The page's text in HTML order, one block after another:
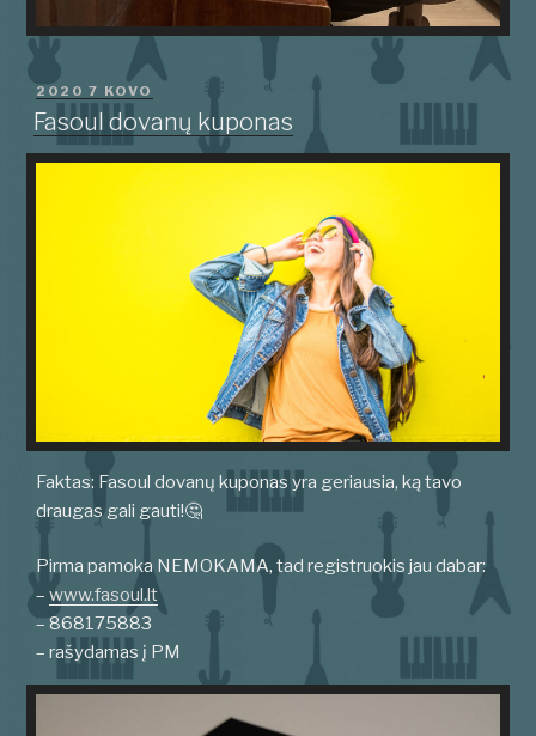
PASKELBTA
2020 7 KOVO
Fasoul dovanų kuponas
Faktas: Fasoul dovanų kuponas yra geriausia, ką tavo
draugas gali gauti!🤔
Pirma pamoka NEMOKAMA, tad registruokis jau dabar:
– www.fasoul.lt
– 868175883
– rašydamas į PM